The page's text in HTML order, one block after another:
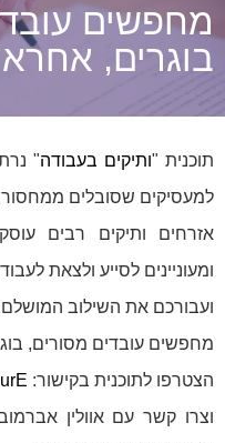
מחפשים
בוגרים,
תוכנית "ותיקים בעבודה"
למעסיקים שסובלים
אזרחים ותיקים רבים
ומעוניינים לסייע ולצאת
ועבורכם את השילוב
מחפשים עובדים מסורים,
הצטרפו לתוכנית בקישור:
וצרו קשר עם אוולין